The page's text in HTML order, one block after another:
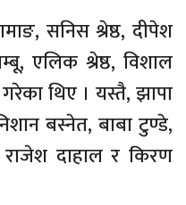
सनिस श्रेष्ठ, दीपेश
एलिक श्रेष्ठ, विशाल
थिए । यस्तै, झापा
बस्नेत, बाबा टुण्डे,
राजेश दाहाल र किरण